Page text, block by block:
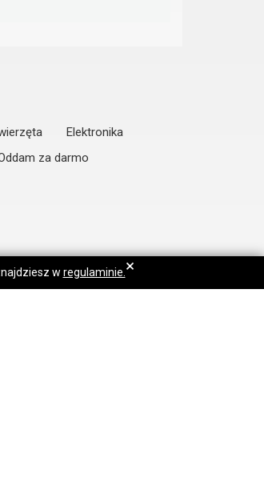
Elektronika
za darmo
w regulaminie. ×